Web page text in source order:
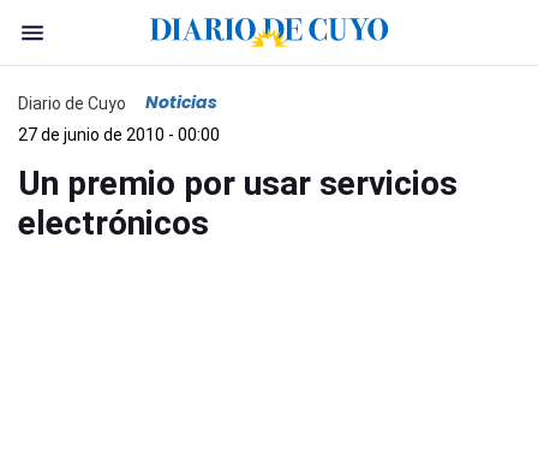
Diario de Cuyo Noticias
27 de junio de 2010 - 00:00
Un premio por usar servicios
electrónicos